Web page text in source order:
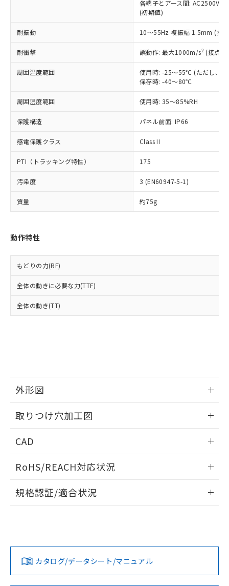
各端子とアース間: AC2500V
(初期値)
耐振動 10～55Hz 複振幅 1.5mm (接
耐衝撃 誤動作: 最大1000m/s2 (接点
周囲温度範囲
使用時: -25～55℃ (ただし、氷
保存時: -40～80℃
周囲湿度範囲 使用時: 35～85%RH
保護構造 パネル前面: IP66
感電保護クラス Class II
PTI（トラッキング特性） 175
汚染度 3 (EN60947-5-1)
質量 約75g
動作特性
もどりの力(RF)
全体の動きに必要な力(TTF)
全体の動き(TT)
外形図
取りつけ穴加工図
CAD
ドすることができます。
ログイン/会員登録
ダウンロードデータをご利用いただく前に、以下を必ずお読
みください。
ソフトウェアの使用条件
RoHS/REACH対応状況
EU RoHS 注意事項・凡例
対応済み
規格認証/適合状況
カタログ/データシート/マニュアル
ことをご了承ください。
在庫状況および標準価格照会結果は、
タに基づき作成されるものであり、閲
覧された時点での実際の在庫および標
正式な納期状況および標準価格はお客
様のお取引先、またはお客様担当のオ
ムロン制御機器販売店・当社販売員に
オムロン制御機器販売店や当社販売拠
販売ネットワーク
」をご確認
ください。
在庫状況および標準価格結果を当社の
事前の承諾なく第三者に漏洩または開
示しないようお願いします。
マイパーツ機能（部品リスト作成サー
ビス）をご利用いただくには、I-Web
メンバーズにご登録されている必要が
および当社の共同利用者が、当社の製
品・サービスに関するお客様との取
をご了承ください。
の共同利用に関して"
用者の範囲」に記載されている法人を
むを得ず変更することがあります。
鉛(Pb) 1000ppm以下、 水銀(Hg) 1000ppm以下、 カド
六価クロム(Cr(Ⅵ)) 1000ppm以下、ポリ臭化ビフェニル
類(PBB) 1000ppm以下、ポリ臭化ジフェニルエーテル類
(PBDE) 1000ppm以下、フタル酸ビス(2-エチルヘキシ
ル) (DEHP)(別名：DOP) 1000ppm以下、フタル酸ブチ
ルベンジル（BBP） 1000ppm以下、フタル酸ジブチル
（DBP） 1000ppm以下、フタル酸ジイソブチル
(DIBP) 1000ppm以下
但し、RoHS指令で産業用監視および制御機器に対する
フタル酸エステル類の４物質については閾値を超える意
図的な使用がないことを確認しています。
※2 対応予定月
部品在庫の切り替え状況などにより、予定
月が前後することがあります。
とができます。
EU RoHS指令（10物質）の非含有証明書
51物質の非含有証明書（当社基準）
※本証明書は発行日時点で非含有を証明す
欄に対応日を記載しておりました。
既に当社にて対応品への在庫切替を完了
り、2022年1月12日より割愛しておりま
す。
「－」：未確認です。当社販売部門へお問
*中国RoHS10物質の基準値 (GB/T26572)：
Pb(鉛) :1000ppm、 Hg(水銀) : 1000ppm、 Cd(カドミウ
Cr(Ⅵ)(六価クロム) : 1000ppm、 PBBs(ポリ臭化ビフェ
ニル類) : 1000ppm、 PBDEs(ポリ臭化ジフェニルエーテ
ル) : 1000ppm、
DEHP(フタル酸ビス(2-エチルヘキシル)) : 1000ppm
※2 環境保護使用期限
「ｅ」：有害物質（10物質）のすべてが基
準値以下であることを示します。
「10」：通常の使用状況下において有害物
質が外部に漏えいし、環境に深刻な影響を
及ぼさない年数を意味します。
当社は、これら貴社製品のうち、外国
為替および外国貿易法に定める商品
（以下｢規制貨物等」という）を輸出
または国外への提供する場合は、日本
国政府の輸出許可(または役務取引許
可)を取得するなどの必要な手続きを
当社は規制貨物を破棄する場合は、完
いよう必要な手段を講じます。
当社は貴社製品を、核兵器、ミサイ
ル、化学兵器、生物兵器またはその他
武器並びにこれらの製造装置等に一切
使用いたしません。
当社は、貴社製品を第三者に販売する
場合は、上記1、2および3の内容を当
該第三者に通知します。また当社は、
販売先および販売に係わる関係者が違
り引きをいたしません。
○ 一定数以上の在庫あり
△ 一定数には満たないが在庫あり
在庫なし(最新の在庫状況につ
いては、お客様のお取引先、ま
たはお客様担当のオムロン制御
機器販売店・当社販売員にご確
認ください)
受注生産機種、また在庫状況の
情報を公開していない機種